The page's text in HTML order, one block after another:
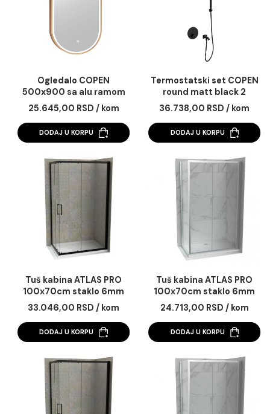
500x900 sa alu ramom
40.6mm LED gold
25.645,00 RSD / kom
DODAJ U KORPU
round matt black
36.738,00 RSD /
DODAJ U KORPU
Tuš kabina ATLAS PRO
100x70cm staklo 6mm
mat crna
33.046,00 RSD / kom
Tuš kabina ATLAS
100x70cm staklo
providno
24.713,00 RSD /